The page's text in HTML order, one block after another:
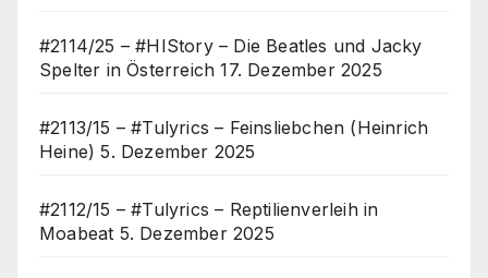
#2114/25 – #HIStory – Die Beatles und Jacky
Spelter in Österreich 17. Dezember 2025
#2113/15 – #Tulyrics – Feinsliebchen (Heinrich
Heine) 5. Dezember 2025
#2112/15 – #Tulyrics – Reptilienverleih in
Moabeat 5. Dezember 2025